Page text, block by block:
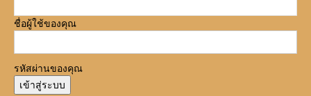
ชื่อผู้ใช้ของคุณ
รหัสผ่านของคุณ